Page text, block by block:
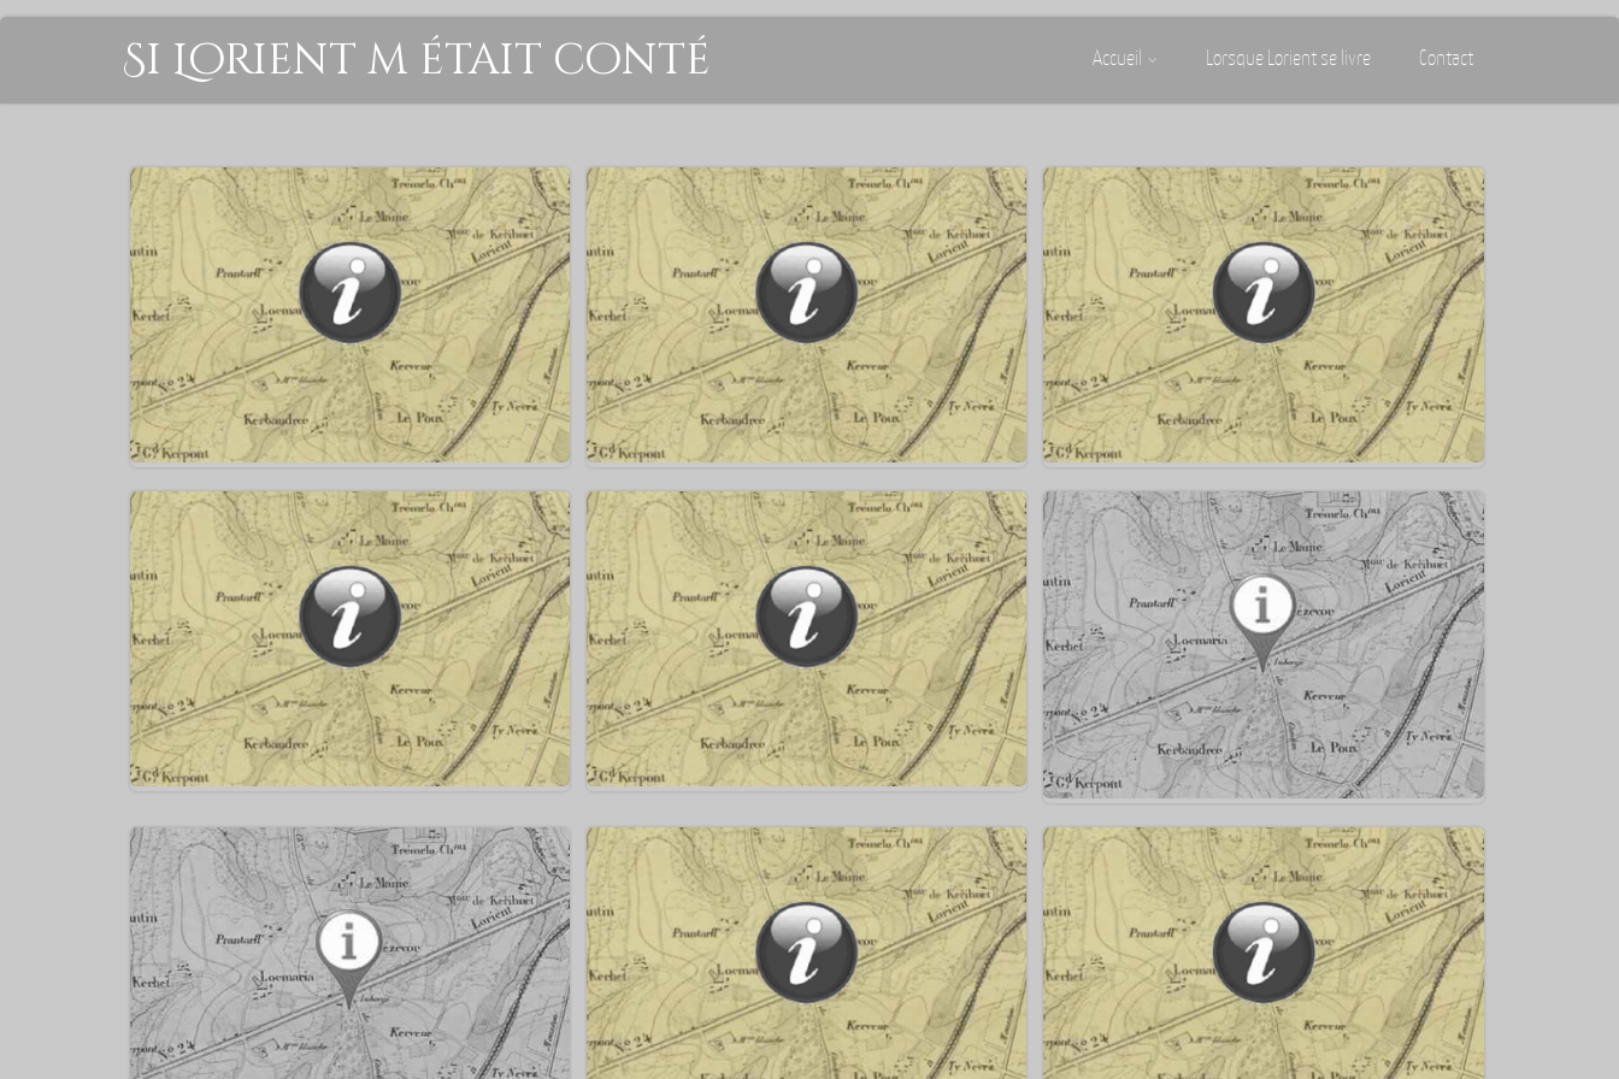
Si Lorient m était conté Accueil Lorsque Lorient se livre Contact
1849 ⇒ Pose de la première pierre de l’église Notre
Dame de Bonne Nouvelle à Kérentrech, le 7 septembre
1849
1781 ⇒ Naissance – le 28 août 1781 à Lorient – de
Théodore Deloffre
1757 ⇒ Création de l’allée de Merville
1669 ⇒ Le premier navire à être construit à Lorient
est le « Saint Paul » ; qui appareille le 10 avril 1669
pour les Indes
1746 ⇒ 52 à 54 navires anglais – le 30 septembre
1746 – jettent l’encre à proximité de Lorient
1880 : Construction de l’usine à gaz de Nouvelle-Ville